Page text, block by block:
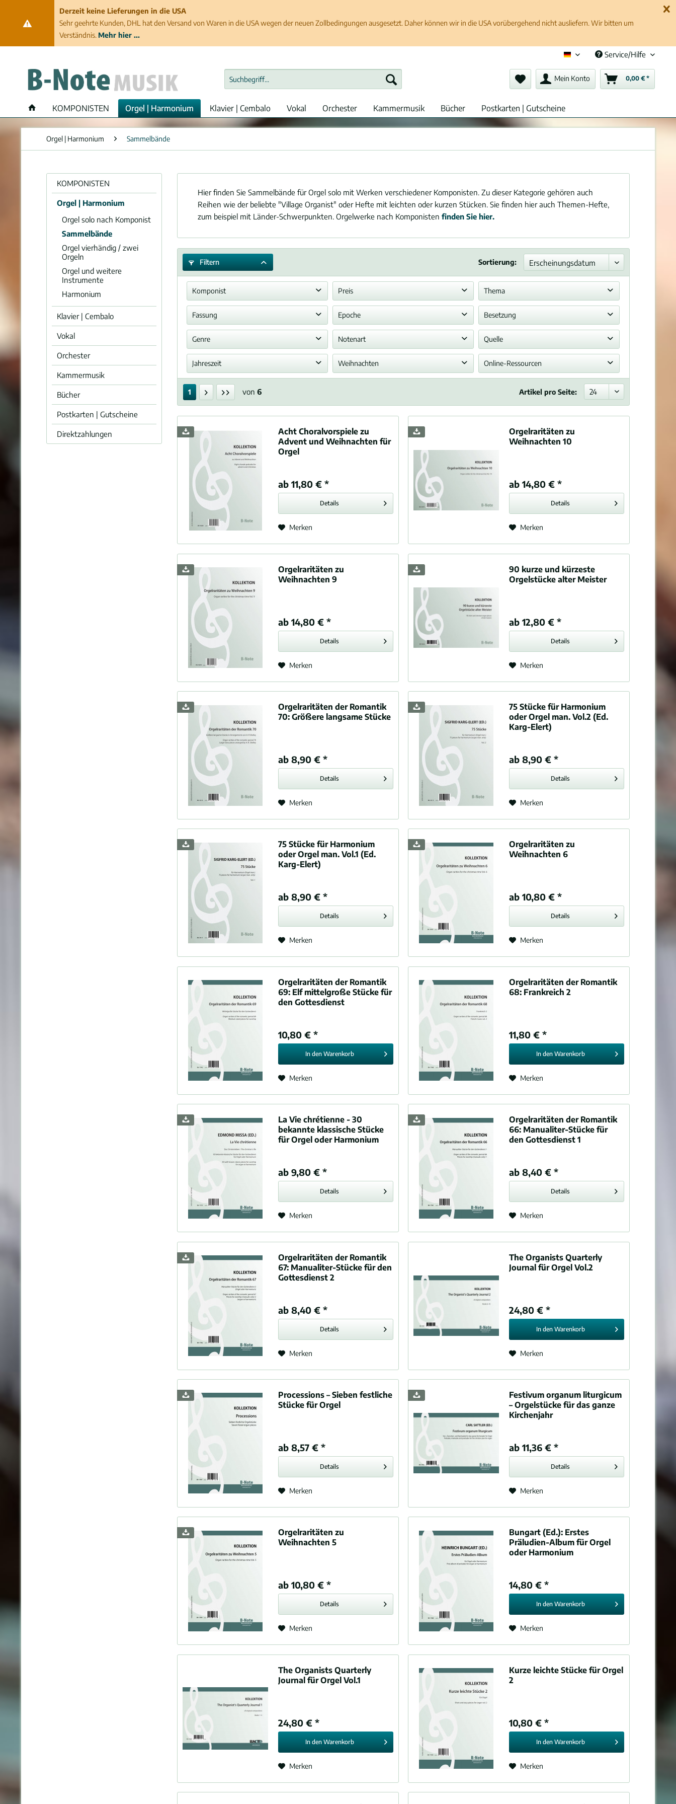
Derzeit keine Lieferungen in die USA
Sehr geehrte Kunden, DHL hat den Versand von Waren in die USA wegen der neuen Zollbedingungen ausgesetzt. Daher können wir in die USA vorübergehend nicht ausliefern. Wir bitten um
Verständnis. Mehr hier ...
Deutsch (de)
Service/Hilfe
Mein Konto 0,00 € *
KOMPONISTEN Orgel | Harmonium Klavier | Cembalo Vokal Orchester Kammermusik Bücher Postkarten | Gutscheine
Orgel | Harmonium Sammelbände
KOMPONISTEN
Orgel | Harmonium
Orgel solo nach Komponist
Sammelbände
Orgel vierhändig / zwei
Orgeln
Orgel und weitere
Instrumente
Harmonium
Klavier | Cembalo
Vokal
Orchester
Kammermusik
Bücher
Postkarten | Gutscheine
Direktzahlungen
Hier finden Sie Sammelbände für Orgel solo mit Werken verschiedener Komponisten. Zu dieser Kategorie gehören auch
Reihen wie der beliebte "Village Organist" oder Hefte mit leichten oder kurzen Stücken. Sie finden hier auch Themen-Hefte,
zum beispiel mit Länder-Schwerpunkten. Orgelwerke nach Komponisten finden Sie hier.
Filtern Sortierung:
Komponist
Bungart, Heinrich (1864-1910)
Diverse
Preis
von6,00 €bis24,80 €
Thema
Nationalhymne
Fassung
Arrangement
Epoche
Klassik
Romantik
Barock
Renaissance
Besetzung
Orgel
Orgel, Violine
Harmonium
Orgel manualiter
Genre
Choralvorspiele, -variationen, -partiten
Solostück
Sinfonie
Notenart
Spielnoten
Quelle
Gestatteter Nachdruck
Jahreszeit
Weihnachten
Weihnachten Online-Ressourcen
Blätterausgabe zum Stöbern
1 von 6 Artikel pro Seite:
Acht Choralvorspiele zu
Advent und Weihnachten für
Orgel
ab 11,80 € *
Details
Merken
Orgelraritäten zu
Weihnachten 10
ab 14,80 € *
Details
Merken
Orgelraritäten zu
Weihnachten 9
ab 14,80 € *
Details
Merken
90 kurze und kürzeste
Orgelstücke alter Meister
ab 12,80 € *
Details
Merken
Orgelraritäten der Romantik
70:Größere langsame Stücke
ab 8,90 € *
Details
Merken
75 Stücke für Harmonium
oder Orgel man. Vol.2 (Ed.
Karg-Elert)
ab 8,90 € *
Details
Merken
75 Stücke für Harmonium
oder Orgel man. Vol.1 (Ed.
Karg-Elert)
ab 8,90 € *
Details
Merken
Orgelraritäten zu
Weihnachten 6
ab 10,80 € *
Details
Merken
Orgelraritäten der Romantik
69: Elf mittelgroße Stücke für
den Gottesdienst
10,80 € *
In den Warenkorb
Merken
Orgelraritäten der Romantik
68: Frankreich 2
11,80 € *
In den Warenkorb
Merken
La Vie chrétienne - 30
bekannte klassische Stücke
für Orgel oder Harmonium
ab 9,80 € *
Details
Merken
Orgelraritäten der Romantik
66: Manualiter-Stücke für
den Gottesdienst 1
ab 8,40 € *
Details
Merken
Orgelraritäten der Romantik
67: Manualiter-Stücke für den
Gottesdienst 2
ab 8,40 € *
Details
Merken
The Organists Quarterly
Journal für Orgel Vol.2
24,80 € *
In den Warenkorb
Merken
Processions – Sieben festliche
Stücke für Orgel
ab 8,57 € *
Details
Merken
Festivum organum liturgicum
– Orgelstücke für das ganze
Kirchenjahr
ab 11,36 € *
Details
Merken
Orgelraritäten zu
Weihnachten 5
ab 10,80 € *
Details
Merken
Bungart (Ed.): Erstes
Präludien-Album für Orgel
oder Harmonium
14,80 € *
In den Warenkorb
Merken
The Organists Quarterly
Journal für Orgel Vol.1
24,80 € *
In den Warenkorb
Merken
Kurze leichte Stücke für Orgel
2
10,80 € *
In den Warenkorb
Merken